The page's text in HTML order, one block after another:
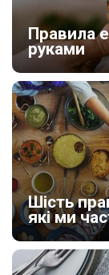
Правила
руками
Шість
які ми